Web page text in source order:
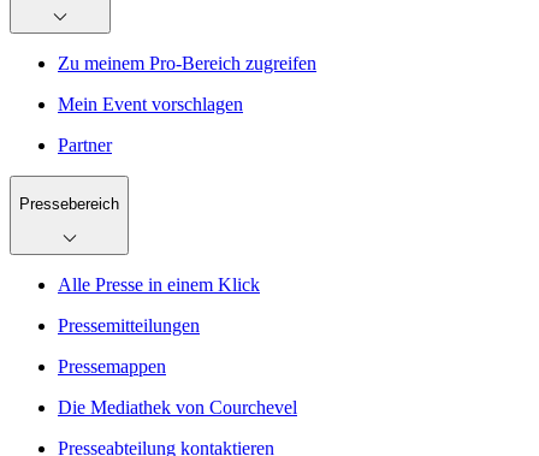
Zu meinem Pro-Bereich zugreifen
Mein Event vorschlagen
Partner
Pressebereich
Alle Presse in einem Klick
Pressemitteilungen
Pressemappen
Die Mediathek von Courchevel
Presseabteilung kontaktieren